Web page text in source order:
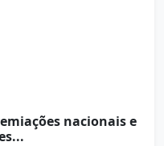
nacionais e